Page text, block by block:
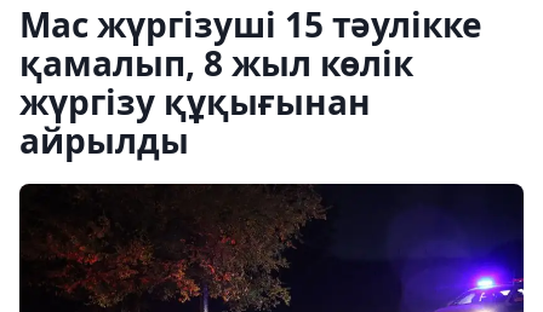
Мас жүргізуші 15 тәулікке
қамалып, 8 жыл көлік
жүргізу құқығынан
айрылды